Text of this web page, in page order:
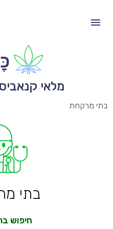
מלאי
בתי מרקחת
בתי
חיפוש